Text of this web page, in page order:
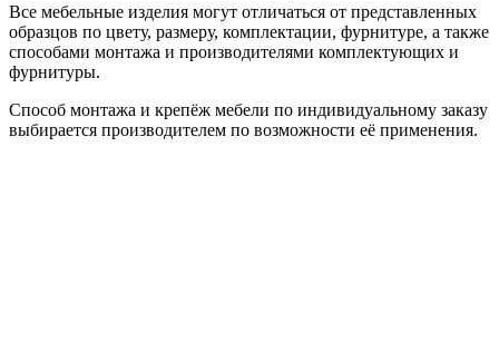
Все мебельные изделия могут отличаться от представленных
образцов по цвету, размеру, комплектации, фурнитуре, а также
способами монтажа и производителями комплектующих и
фурнитуры.
Способ монтажа и крепёж мебели по индивидуальному заказу
выбирается производителем по возможности её применения.